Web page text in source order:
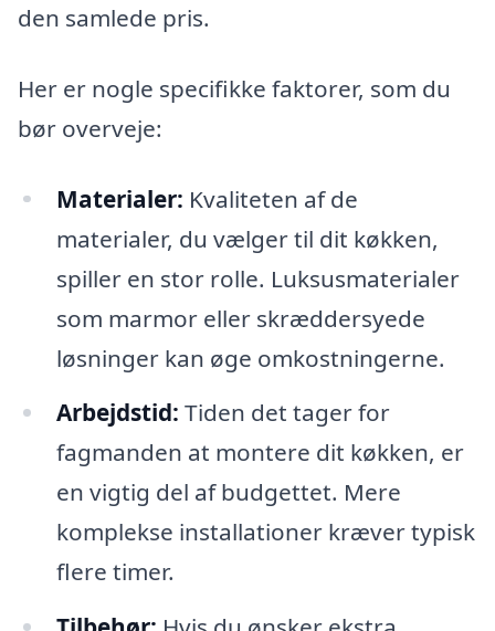
den samlede pris.
Her er nogle specifikke faktorer, som du
bør overveje:
Materialer: Kvaliteten af de
materialer, du vælger til dit køkken,
spiller en stor rolle. Luksusmaterialer
som marmor eller skræddersyede
løsninger kan øge omkostningerne.
Arbejdstid: Tiden det tager for
fagmanden at montere dit køkken, er
en vigtig del af budgettet. Mere
komplekse installationer kræver typisk
flere timer.